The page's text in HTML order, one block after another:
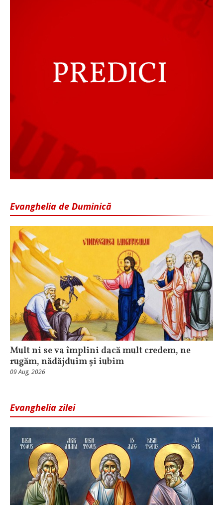
Evanghelia de Duminică
Mult ni se va împlini dacă mult credem, ne
rugăm, nădăjduim și iubim
09 Aug, 2026
Evanghelia zilei